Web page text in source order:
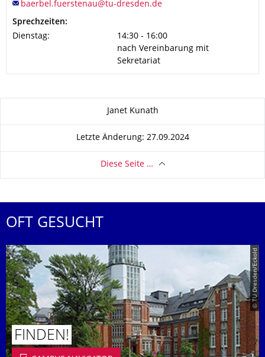
Sprechzeiten:
Dienstag:
14:30 - 16:00
nach Vereinbarung mit
Sekretariat
Janet Kunath
Letzte Änderung: 27.09.2024
Diese Seite …
OFT GESUCHT
© TU Dresden/Eckold
FINDEN!